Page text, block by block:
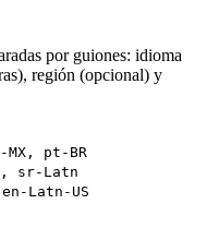
por guiones: idioma
región (opcional) y
MX, pt-BR
sr-Latn
Latn-US